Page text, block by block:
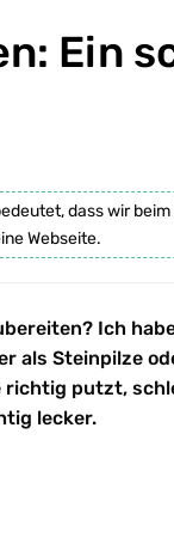
Ein
dass wir
Webseite.
Ich
als Steinpilze
putzt,
lecker.